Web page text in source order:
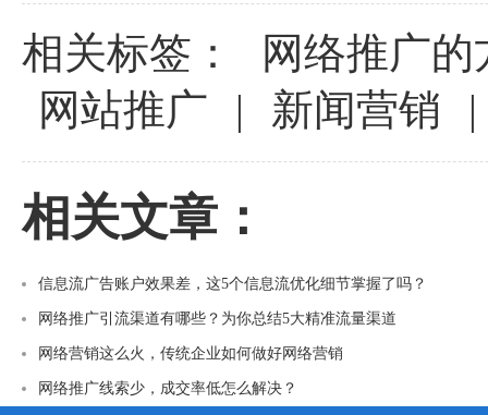
相关标签：
网络推广的
网站推广
| 新闻营销 |
相关文章：
信息流广告账户效果差，这5个信息流优化细节掌握了吗？
网络推广引流渠道有哪些？为你总结5大精准流量渠道
网络营销这么火，传统企业如何做好网络营销
网络推广线索少，成交率低怎么解决？